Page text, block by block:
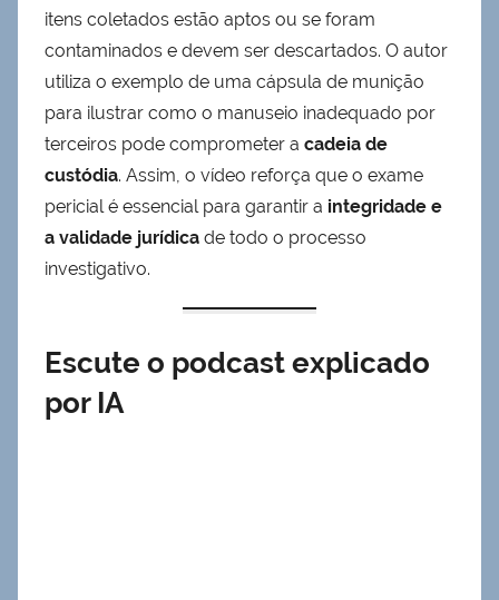
itens coletados estão aptos ou se foram
contaminados e devem ser descartados. O autor
utiliza o exemplo de uma cápsula de munição
para ilustrar como o manuseio inadequado por
terceiros pode comprometer a cadeia de
custódia. Assim, o vídeo reforça que o exame
pericial é essencial para garantir a integridade e
a validade jurídica de todo o processo
investigativo.
Escute o podcast explicado
por IA